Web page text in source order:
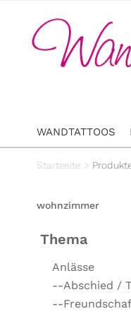
WANDTATTOOS
Startseite >
wohnzimmer
Thema
Anlässe
--Abschied /
--